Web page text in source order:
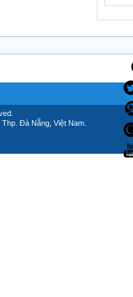
Đà Nẵng, Việt Nam.